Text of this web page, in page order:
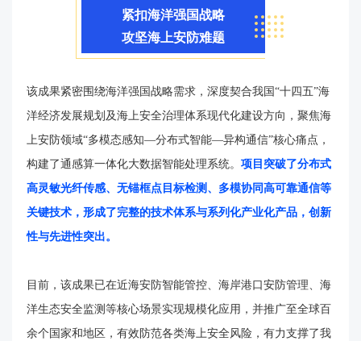
紧扣海洋强国战略
攻坚海上安防难题
该成果紧密围绕海洋强国战略需求，深度契合我国“十四五”海
洋经济发展规划及海上安全治理体系现代化建设方向，聚焦海
上安防领域“多模态感知—分布式智能—异构通信”核心痛点，
构建了通感算一体化大数据智能处理系统。 项目突破了分布式
高灵敏光纤传感、无锚框点目标检测、多模协同高可靠通信等
关键技术，形成了完整的技术体系与系列化产业化产品，创新
性与先进性突出。
目前，该成果已在近海安防智能管控、海岸港口安防管理、海
洋生态安全监测等核心场景实现规模化应用，并推广至全球百
余个国家和地区，有效防范各类海上安全风险，有力支撑了我